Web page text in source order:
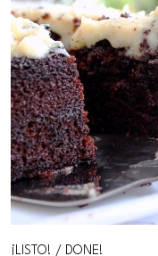
¡LISTO! / DONE!